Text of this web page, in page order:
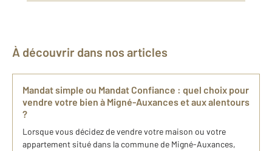
À découvrir dans nos articles
Mandat simple ou Mandat Confiance : quel choix pour
vendre votre bien à Migné-Auxances et aux alentours
?
Lorsque vous décidez de vendre votre maison ou votre
appartement situé dans la commune de Migné-Auxances,